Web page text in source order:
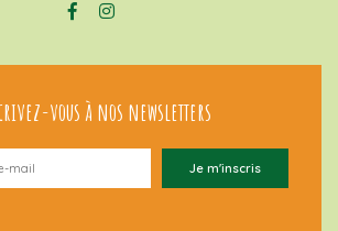
vous à nos newsletters